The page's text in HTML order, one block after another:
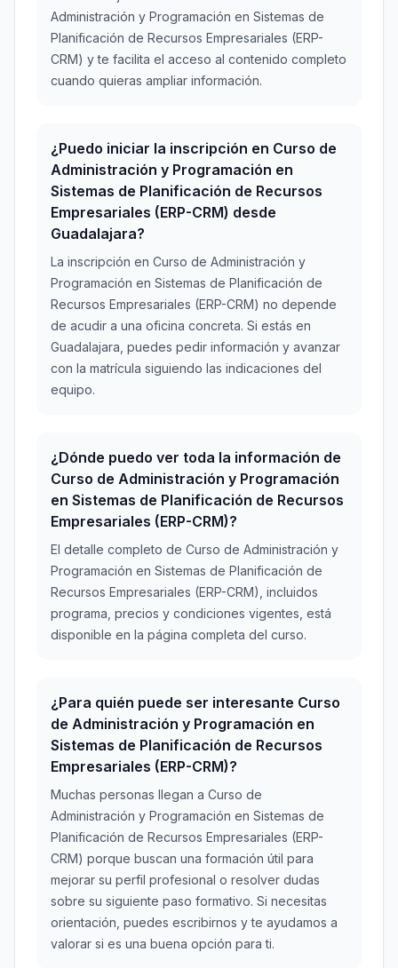
Administración y Programación en Sistemas de
Planificación de Recursos Empresariales (ERP-
CRM) y te facilita el acceso al contenido completo
cuando quieras ampliar información.
¿Puedo iniciar la inscripción en Curso de
Administración y Programación en
Sistemas de Planificación de Recursos
Empresariales (ERP-CRM) desde
Guadalajara?
La inscripción en Curso de Administración y
Programación en Sistemas de Planificación de
Recursos Empresariales (ERP-CRM) no depende
de acudir a una oficina concreta. Si estás en
Guadalajara, puedes pedir información y avanzar
con la matrícula siguiendo las indicaciones del
equipo.
¿Dónde puedo ver toda la información de
Curso de Administración y Programación
en Sistemas de Planificación de Recursos
Empresariales (ERP-CRM)?
El detalle completo de Curso de Administración y
Programación en Sistemas de Planificación de
Recursos Empresariales (ERP-CRM), incluidos
programa, precios y condiciones vigentes, está
disponible en la página completa del curso.
¿Para quién puede ser interesante Curso
de Administración y Programación en
Sistemas de Planificación de Recursos
Empresariales (ERP-CRM)?
Muchas personas llegan a Curso de
Administración y Programación en Sistemas de
Planificación de Recursos Empresariales (ERP-
CRM) porque buscan una formación útil para
mejorar su perfil profesional o resolver dudas
sobre su siguiente paso formativo. Si necesitas
orientación, puedes escribirnos y te ayudamos a
valorar si es una buena opción para ti.